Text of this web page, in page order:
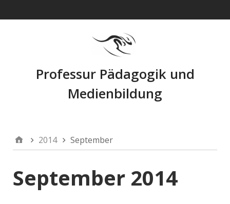
Professur Pädagogik und
Medienbildung
2014 September
September 2014